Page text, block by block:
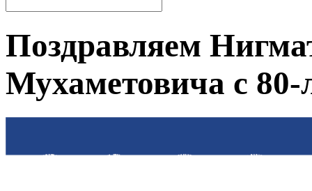
Поздравляем
Мухаметовича с